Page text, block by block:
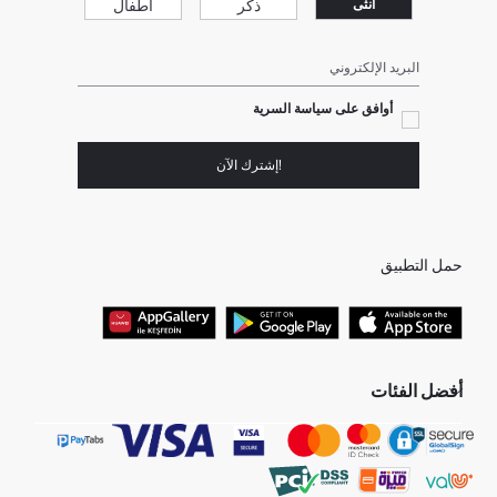
انثى ذكر أطفال
البريد الإلكتروني
أوافق على سياسة السرية
!إشترك الآن
حمل التطبيق
أفضل الفئات
جميع متاجرنا
هدايا عيد الحب
البلوفر النسائية
بلوفر رجالي
برفانات حريمى
جينز رجالي